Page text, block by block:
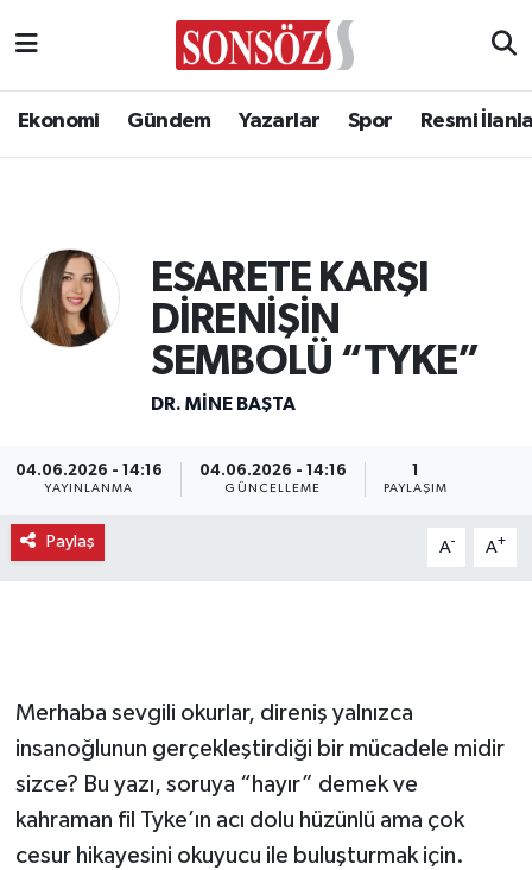
Ekonomi Gündem Yazarlar Spor Resmi
ESARETE KARŞI
DİRENİŞİN
SEMBOLÜ “TYKE”
DR. MINE BAŞTA
04.06.2026 - 14:16
YAYINLANMA
04.06.2026 - 14:16
GÜNCELLEME PAYLAŞIM
Paylaş A- A+
Merhaba sevgili okurlar, direniş yalnızca
insanoğlunun gerçekleştirdiği bir mücadele midir
sizce? Bu yazı, soruya “hayır” demek ve
kahraman fil Tyke’ın acı dolu hüzünlü ama çok
cesur hikayesini okuyucu ile buluşturmak için.